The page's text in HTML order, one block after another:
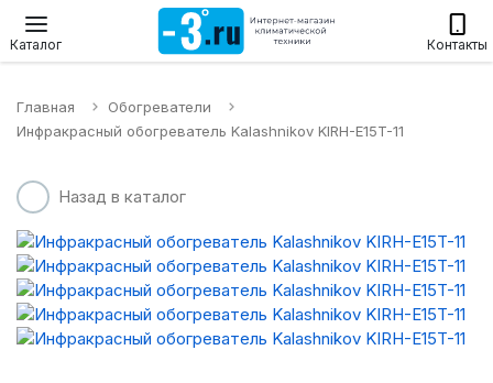
Каталог Контакты
Настенные сплит-системыПриточные установки
Главная
Обогреватели
Инфракрасный обогреватель Kalashnikov KIRH-E15T-11
Назад в каталог